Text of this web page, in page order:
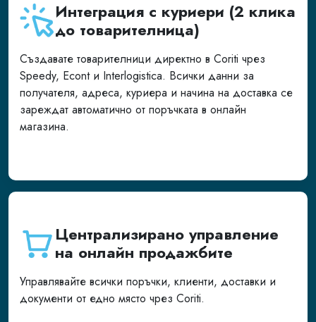
Интеграция с куриери (2 клика
до товарителница)
Създавате товарителници директно в Coriti чрез
Speedy, Econt и Interlogistica. Всички данни за
получателя, адреса, куриера и начина на доставка се
зареждат автоматично от поръчката в онлайн
магазина.
Централизирано управление
на онлайн продажбите
Управлявайте всички поръчки, клиенти, доставки и
документи от едно място чрез Coriti.